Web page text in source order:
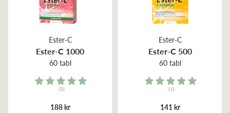
Ester-C
Ester-C 1000
60 tabl
Rating:
(3)
188 kr
Ester-C
Ester-C 500
60 tabl
Rating:
(1)
141 kr